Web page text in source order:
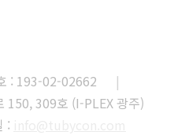
: 193-02-02662
|
150, 309호 (I-PLEX 광주)
: